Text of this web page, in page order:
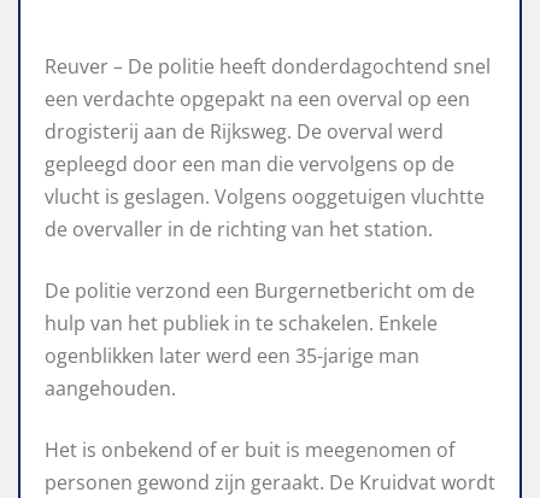
Reuver – De politie heeft donderdagochtend snel
een verdachte opgepakt na een overval op een
drogisterij aan de Rijksweg. De overval werd
gepleegd door een man die vervolgens op de
vlucht is geslagen. Volgens ooggetuigen vluchtte
de overvaller in de richting van het station.
De politie verzond een Burgernetbericht om de
hulp van het publiek in te schakelen. Enkele
ogenblikken later werd een 35-jarige man
aangehouden.
Het is onbekend of er buit is meegenomen of
personen gewond zijn geraakt. De Kruidvat wordt